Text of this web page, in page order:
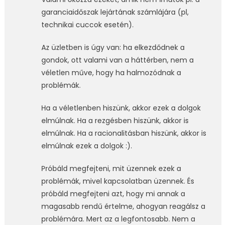
garanciaidőszak lejártának számlájára (pl,
technikai cuccok esetén).
Az üzletben is úgy van: ha elkezdődnek a
gondok, ott valami van a háttérben, nem a
véletlen műve, hogy ha halmozódnak a
problémák.
Ha a véletlenben hiszünk, akkor ezek a dolgok
elmúlnak. Ha a rezgésben hiszünk, akkor is
elmúlnak. Ha a racionalitásban hiszünk, akkor is
elmúlnak ezek a dolgok :).
Próbáld megfejteni, mit üzennek ezek a
problémák, mivel kapcsolatban üzennek. És
próbáld megfejteni azt, hogy mi annak a
magasabb rendű értelme, ahogyan reagálsz a
problémára. Mert az a legfontosabb. Nem a